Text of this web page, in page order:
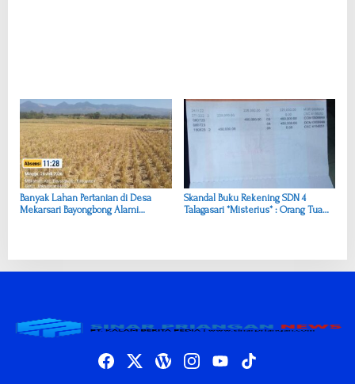
Banyak Lahan Pertanian di Desa
Mekarsari Bayongbong Alami
Skandal Buku Rekening SDN 4
Talagasari *Misterius* : Orang Tua